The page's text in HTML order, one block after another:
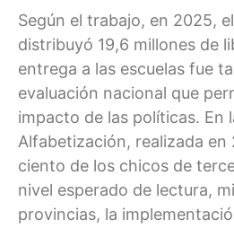
Según el trabajo, en 2025,
distribuyó 19,6 millones de
entrega a las escuelas fue
evaluación nacional que
impacto de las políticas. En
Alfabetización, realizada
ciento de los chicos de
nivel esperado de lectura,
provincias, la